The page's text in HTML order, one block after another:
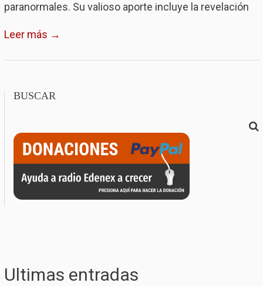
paranormales. Su valioso aporte incluye la revelación
Leer más →
BUSCAR
Ultimas entradas